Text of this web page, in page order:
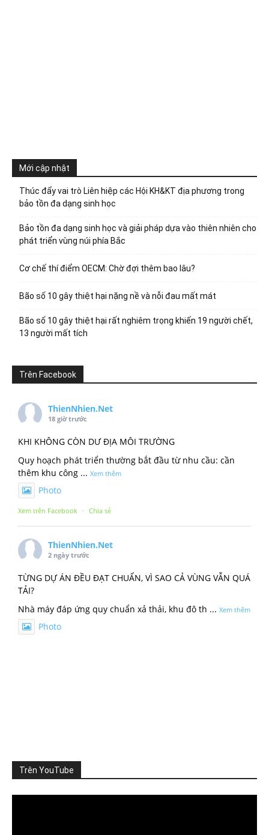
Mới cập nhật
Thúc đẩy vai trò Liên hiệp các Hội KH&KT địa phương trong
bảo tồn đa dạng sinh học
Bảo tồn đa dạng sinh học và giải pháp dựa vào thiên nhiên cho
phát triển vùng núi phía Bắc
Cơ chế thí điểm OECM: Chờ đợi thêm bao lâu?
Bão số 10 gây thiệt hại nặng nề và nỗi đau mất mát
Bão số 10 gây thiệt hại rất nghiêm trọng khiến 19 người chết,
13 người mất tích
Trên Facebook
ThienNhien.Net
18 giờ trước
KHI KHÔNG CÒN DƯ ĐỊA MÔI TRƯỜNG
Quy hoạch phát triển thường bắt đầu từ nhu cầu: cần
thêm khu công ... Xem thêm
Photo
Xem trên Facebook · Chia sẻ
ThienNhien.Net
2 ngày trước
TỪNG DỰ ÁN ĐỀU ĐẠT CHUẨN, VÌ SAO CẢ VÙNG VẪN QUÁ
TẢI?
Nhà máy đáp ứng quy chuẩn xả thải, khu đô th ... Xem thêm
Photo
Photo
Trên YouTube